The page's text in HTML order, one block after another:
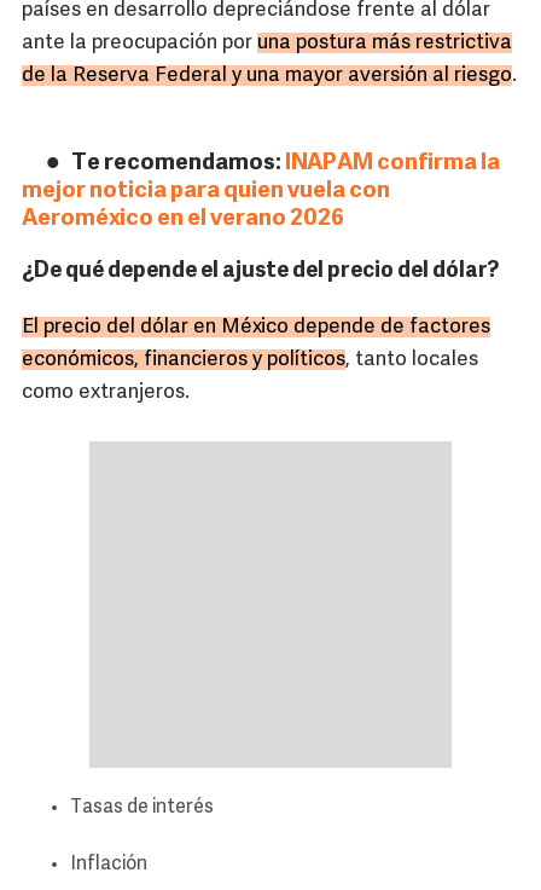
países en desarrollo depreciándose frente al dólar
ante la preocupación por una postura más restrictiva
de la Reserva Federal y una mayor aversión al riesgo.
Te recomendamos: INAPAM confirma la
mejor noticia para quien vuela con
Aeroméxico en el verano 2026
¿De qué depende el ajuste del precio del dólar?
El precio del dólar en México depende de factores
económicos, financieros y políticos, tanto locales
como extranjeros.
Tasas de interés
Inflación